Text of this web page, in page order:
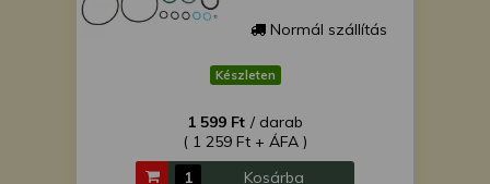
Normál szállítás
Készleten
1 599 Ft / darab
( 1 259 Ft + ÁFA )
Kosárba